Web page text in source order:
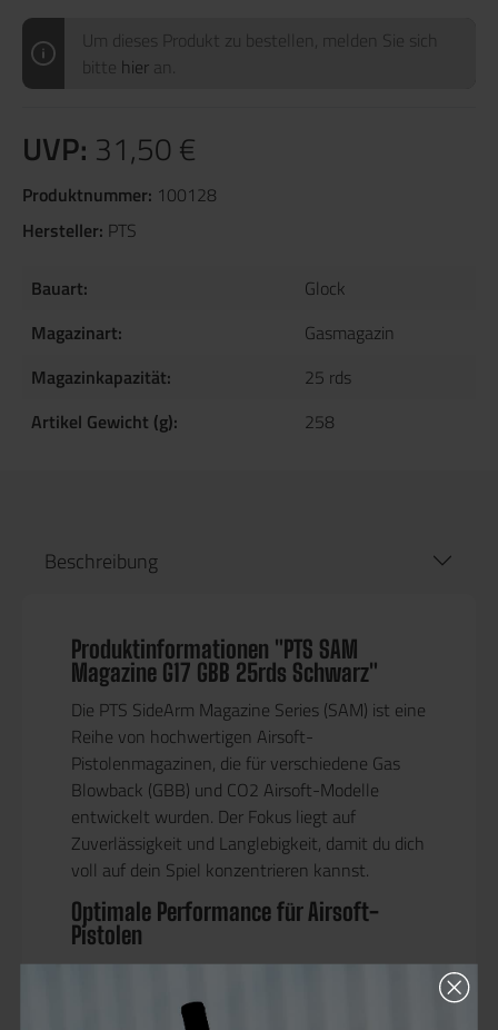
Um dieses Produkt zu bestellen, melden Sie sich
bitte hier an.
UVP: 31,50 €
Produktnummer: 100128
Hersteller: PTS
Bauart:
Glock
Magazinart:
Gasmagazin
Magazinkapazität:
25 rds
Artikel Gewicht (g):
258
Beschreibung
Produktinformationen "PTS SAM
Magazine G17 GBB 25rds Schwarz"
Die PTS SideArm Magazine Series (SAM) ist eine
Reihe von hochwertigen Airsoft-
Pistolenmagazinen, die für verschiedene Gas
Blowback (GBB) und CO2 Airsoft-Modelle
entwickelt wurden. Der Fokus liegt auf
Zuverlässigkeit und Langlebigkeit, damit du dich
voll auf dein Spiel konzentrieren kannst.
Optimale Performance für Airsoft-
Pistolen
(Gen 4) Style & PTS ZEV OZ9